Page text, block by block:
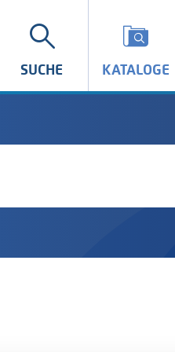
SUCHE KATALOGE